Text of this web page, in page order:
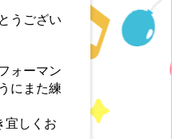
うござい
ォーマン
にまた練
宜しくお